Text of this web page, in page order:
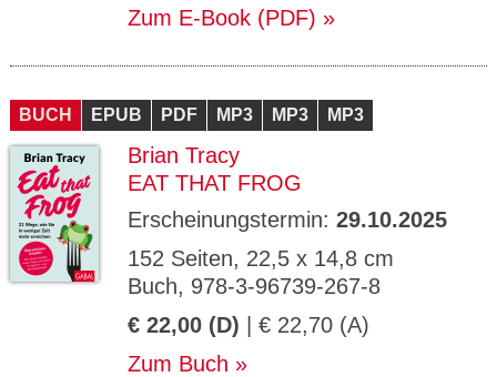
Zum E-Book (PDF)
BUCH EPUB PDF MP3 MP3 MP3
Brian Tracy
EAT THAT FROG
Erscheinungstermin: 29.10.2025
152 Seiten, 22,5 x 14,8 cm
Buch, 978-3-96739-267-8
€ 22,00 (D) | € 22,70 (A)
Zum Buch